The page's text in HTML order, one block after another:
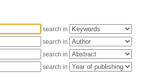
search in
search in
search in
search in